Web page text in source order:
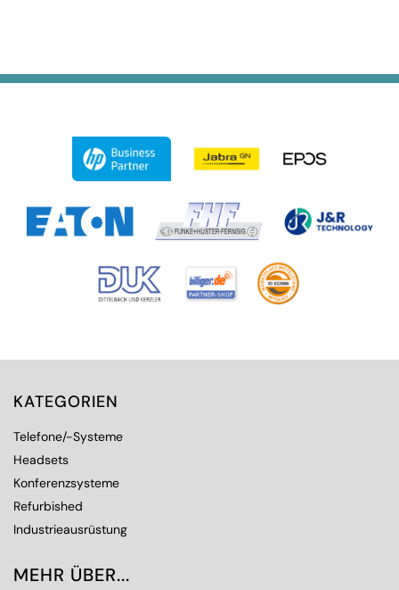
KATEGORIEN
Telefone/-Systeme
Headsets
Konferenzsysteme
Refurbished
Industrieausrüstung
MEHR ÜBER...